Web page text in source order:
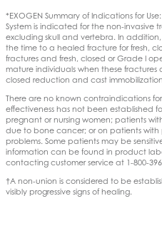
*EXOGEN Summary of Indications for
System is indicated for the non-invasive
excluding skull and vertebra. In
the time to a healed fracture for fresh,
fractures and fresh, closed or Grade I
mature individuals when these
closed reduction and cast
There are no known contraindications
effectiveness has not been established
pregnant or nursing women; patients
due to bone cancer; or on patients
problems. Some patients may be
information can be found in product
contacting customer service at 1-800-
†A non-union is considered to be
visibly progressive signs of healing.